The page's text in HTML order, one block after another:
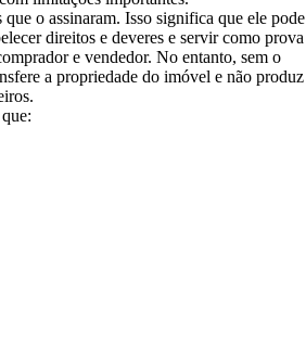
o assinaram. Isso significa que ele pode
direitos e deveres e servir como prova
e vendedor. No entanto, sem o
a propriedade do imóvel e não produz